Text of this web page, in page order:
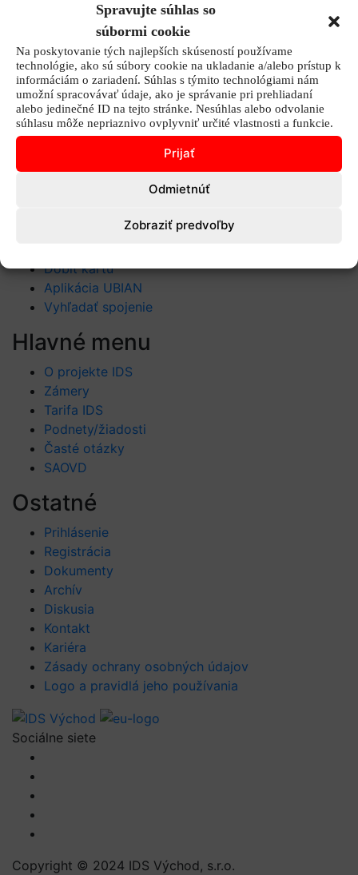
Spravujte súhlas so
súbormi cookie
Na poskytovanie tých najlepších skúseností používame
technológie, ako sú súbory cookie na ukladanie a/alebo prístup k
informáciám o zariadení. Súhlas s týmito technológiami nám
umožní spracovávať údaje, ako je správanie pri prehliadaní
alebo jedinečné ID na tejto stránke. Nesúhlas alebo odvolanie
súhlasu môže nepriaznivo ovplyvniť určité vlastnosti a funkcie.
Prijať
Odmietnúť
Zobraziť predvoľby
Zmluva o palivových kartách Shell
Poznámka:
Kontaktné údaje
+421 940 999 181
Hlásenie problémov v doprave
Externé odkazy
Dobiť kartu
Aplikácia UBIAN
Vyhľadať spojenie
Hlavné menu
O projekte IDS
Zámery
Tarifa IDS
Podnety/žiadosti
Časté otázky
SAOVD
Ostatné
Prihlásenie
Registrácia
Dokumenty
Archív
Diskusia
Kontakt
Kariéra
Zásady ochrany osobných údajov
Logo a pravidlá jeho používania
Sociálne siete
Copyright © 2024 IDS Východ, s.r.o.